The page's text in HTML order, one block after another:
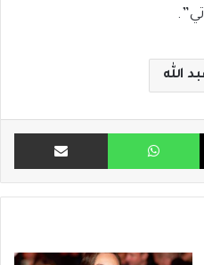
الله
X واتساب مشاركة